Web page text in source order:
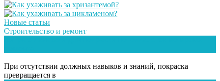
Новые статьи
Строительство и ремонт
При отсутствии должных навыков и знаний, покраска
превращается в